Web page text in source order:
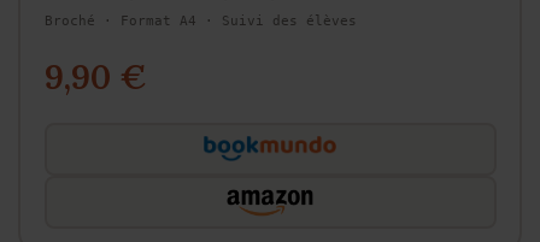
Broché · Format A4 · Suivi des élèves
9,90 €